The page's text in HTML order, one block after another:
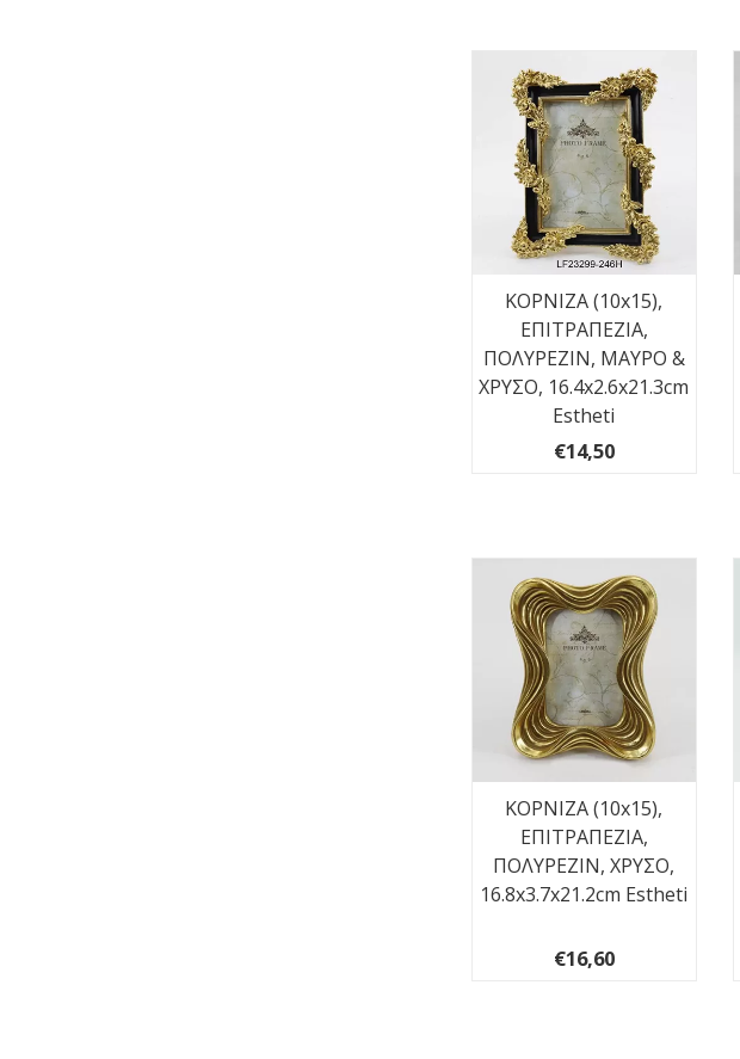
ΚΟΡΝΙΖΑ (10x15),
ΕΠΙΤΡΑΠΕΖΙΑ,
ΠΟΛΥΡΕΖΙΝ, ΜΑΥΡΟ &
ΧΡΥΣΟ, 16.4x2.6x21.3cm
Estheti
€14,50
ΚΟΡΝΙΖΑ (10x15),
ΕΠΙΤΡΑΠΕΖΙΑ,
ΠΟΛΥΡΕΖΙΝ, ΧΡΥΣΟ,
16.8x3.7x21.2cm Estheti
€16,60